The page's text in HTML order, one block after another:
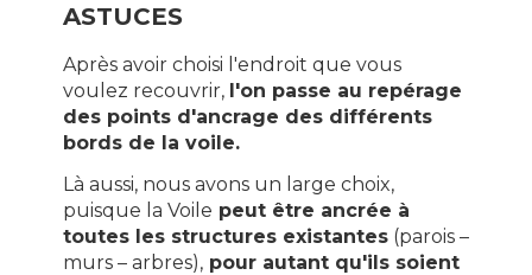
ASTUCES
Après avoir choisi l'endroit que vous
voulez recouvrir, l'on passe au repérage
des points d'ancrage des différents
bords de la voile.
Là aussi, nous avons un large choix,
puisque la Voile peut être ancrée à
toutes les structures existantes(parois –
murs – arbres),pour autant qu'ils soient